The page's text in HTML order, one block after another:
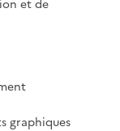
et de
graphiques